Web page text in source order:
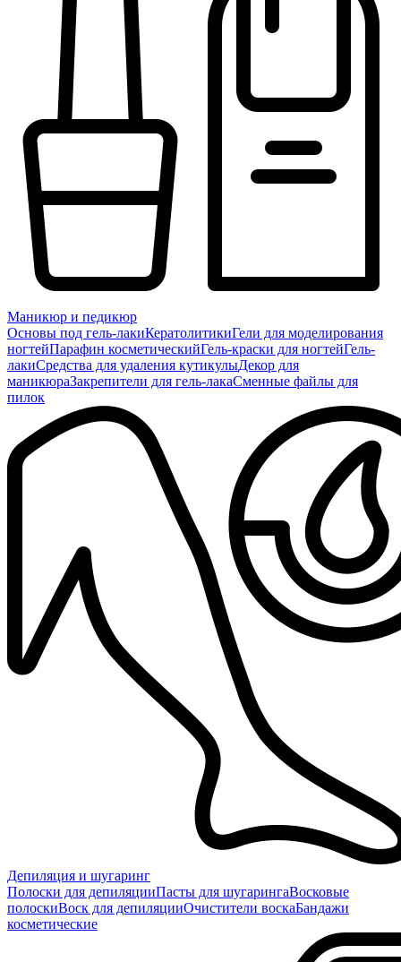
Маникюр и педикюр
Основы под гель-лакиКератолитикиГели для моделирования
ногтейПарафин косметическийГель-краски для ногтейГель-
лакиСредства для удаления кутикулыДекор для
маникюраЗакрепители для гель-лакаСменные файлы для
пилок
Депиляция и шугаринг
Полоски для депиляцииПасты для шугарингаВосковые
полоскиВоск для депиляцииОчистители воскаБандажи
косметические